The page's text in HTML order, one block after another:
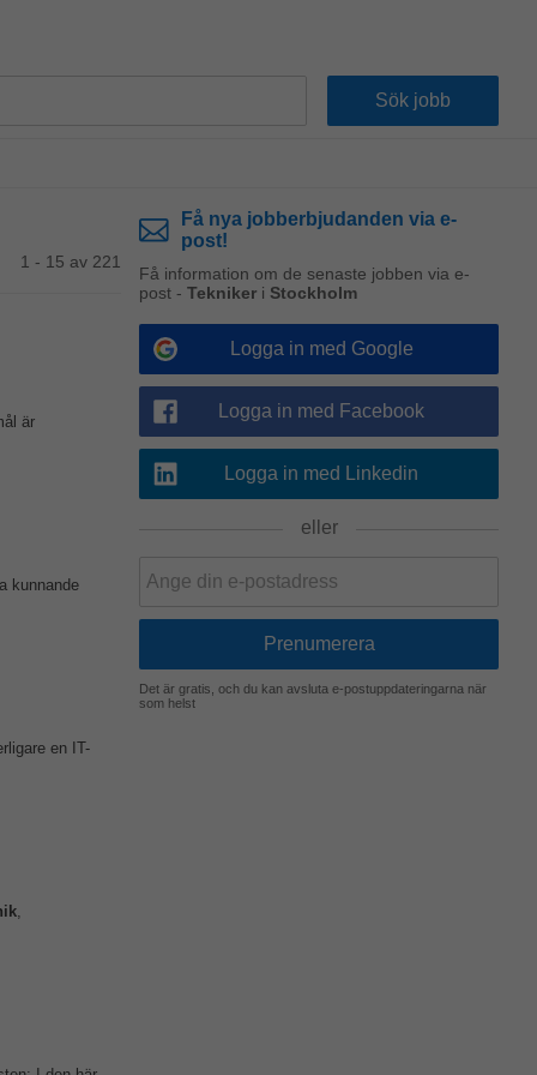
1 - 15 av 221
är
kunnande
en IT-
,
Få nya jobberbjudanden via e-
post!
Få information om de senaste jobben via e-
post - Tekniker i Stockholm
Logga in med Google
Logga in med Facebook
Logga in med Linkedin
eller
Det är gratis, och du kan avsluta e-postuppdateringarna när
som helst